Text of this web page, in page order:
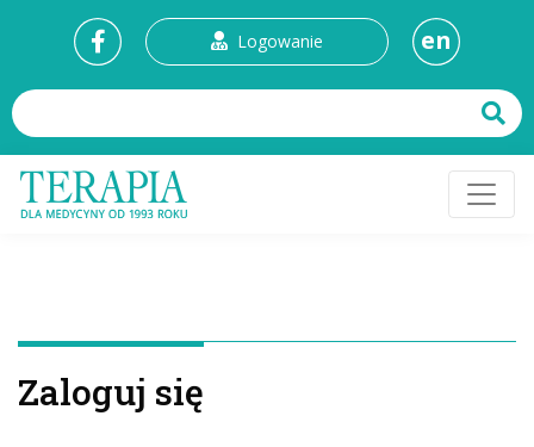
Logowanie en
Zaloguj się